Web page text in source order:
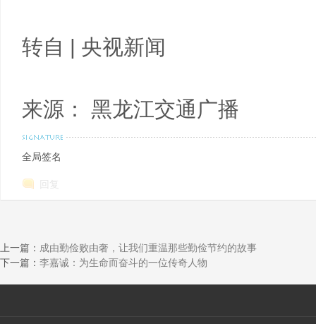
转自 | 央视新闻
来源： 黑龙江交通广播
全局签名
回复
上一篇： 成由勤俭败由奢，让我们重温那些勤俭节约的故事
下一篇： 李嘉诚：为生命而奋斗的一位传奇人物